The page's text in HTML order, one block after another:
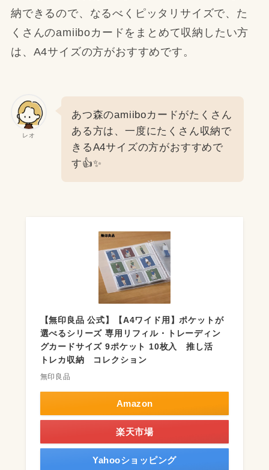
納できるので、なるべくピッタリサイズで、た
くさんのamiiboカードをまとめて収納したい方
は、A4サイズの方がおすすめです。
レオ
あつ森のamiiboカードがたくさん
ある方は、一度にたくさん収納で
きるA4サイズの方がおすすめで
す👍✨
【無印良品 公式】【A4ワイド用】ポケットが
選べるシリーズ 専用リフィル・トレーディン
グカードサイズ 9ポケット 10枚入 推し活
トレカ収納 コレクション
無印良品
Amazon
楽天市場
Yahooショッピング